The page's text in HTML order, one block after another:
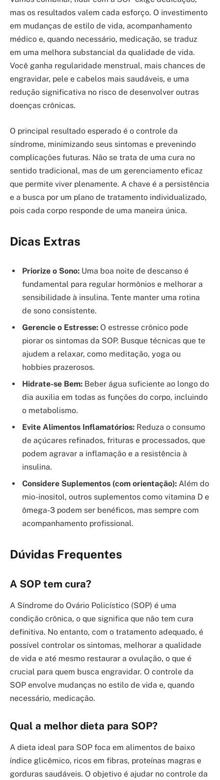
mas os resultados valem cada esforço. O investimento
em mudanças de estilo de vida, acompanhamento
médico e, quando necessário, medicação, se traduz
em uma melhora substancial da qualidade de vida.
Você ganha regularidade menstrual, mais chances de
engravidar, pele e cabelos mais saudáveis, e uma
redução significativa no risco de desenvolver outras
doenças crônicas.
O principal resultado esperado é o controle da
síndrome, minimizando seus sintomas e prevenindo
complicações futuras. Não se trata de uma cura no
sentido tradicional, mas de um gerenciamento eficaz
que permite viver plenamente. A chave é a persistência
e a busca por um plano de tratamento individualizado,
pois cada corpo responde de uma maneira única.
Dicas Extras
Priorize o Sono: Uma boa noite de descanso é
fundamental para regular hormônios e melhorar a
sensibilidade à insulina. Tente manter uma rotina
de sono consistente.
Gerencie o Estresse: O estresse crônico pode
piorar os sintomas da SOP. Busque técnicas que te
ajudem a relaxar, como meditação, yoga ou
hobbies prazerosos.
Hidrate-se Bem: Beber água suficiente ao longo do
dia auxilia em todas as funções do corpo, incluindo
o metabolismo.
Evite Alimentos Inflamatórios: Reduza o consumo
de açúcares refinados, frituras e processados, que
podem agravar a inflamação e a resistência à
insulina.
Considere Suplementos (com orientação): Além do
mio-inositol, outros suplementos como vitamina D e
ômega-3 podem ser benéficos, mas sempre com
acompanhamento profissional.
Dúvidas Frequentes
A SOP tem cura?
A Síndrome do Ovário Policístico (SOP) é uma
condição crônica, o que significa que não tem cura
definitiva. No entanto, com o tratamento adequado, é
possível controlar os sintomas, melhorar a qualidade
de vida e até mesmo restaurar a ovulação, o que é
crucial para quem busca engravidar. O controle da
SOP envolve mudanças no estilo de vida e, quando
necessário, medicação.
Qual a melhor dieta para SOP?
A dieta ideal para SOP foca em alimentos de baixo
índice glicêmico, ricos em fibras, proteínas magras e
gorduras saudáveis. O objetivo é ajudar no controle da